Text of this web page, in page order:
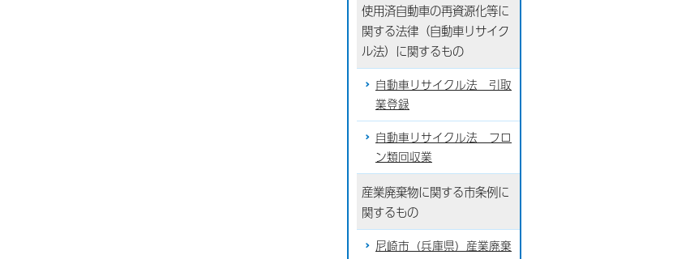
使用済自動車の再資源化等に
関する法律（自動車リサイク
ル法）に関するもの
自動車リサイクル法 引取
業登録
自動車リサイクル法 フロ
ン類回収業
産業廃棄物に関する市条例に
関するもの
尼崎市（兵庫県）産業廃棄